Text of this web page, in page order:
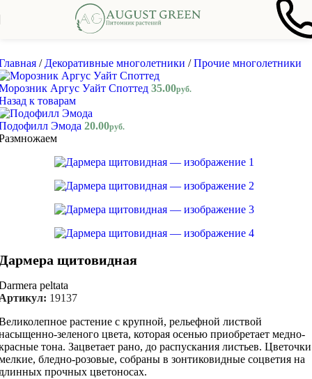
Skip to navigation Skip to main content
/ Декоративные многолетники / Прочие многолетники
Аргус Уайт Споттед 35.00руб.
к товарам
Эмода 20.00руб.
щитовидная
peltata
19137
растение с крупной, рельефной листвой
зеленого цвета, которая осенью приобретает медно-
тона. Зацветает рано, до распускания листьев. Цветочки
бледно-розовые, собраны в зонтиковидные соцветия на
прочных цветоносах.